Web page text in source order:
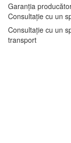
Garanția
Consultație cu un
Consultație cu un
transport